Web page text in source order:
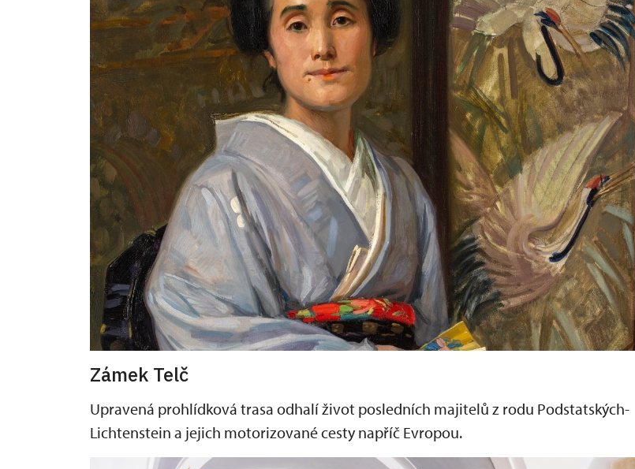
Zámek Telč
Upravená prohlídková trasa odhalí život posledních majitelů z rodu Podstatských-
Lichtenstein a jejich motorizované cesty napříč Evropou.